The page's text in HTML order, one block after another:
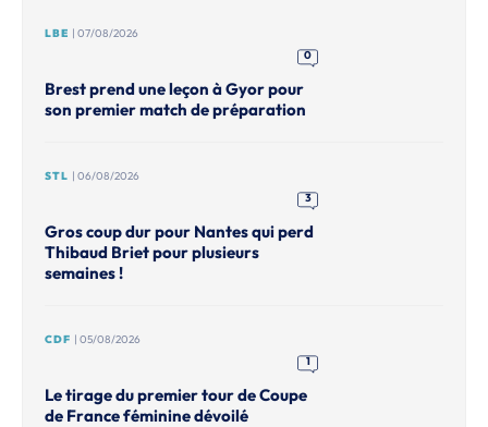
LBE | 07/08/2026
0
Brest prend une leçon à Gyor pour
son premier match de préparation
STL | 06/08/2026
3
Gros coup dur pour Nantes qui perd
Thibaud Briet pour plusieurs
semaines !
CDF | 05/08/2026
1
Le tirage du premier tour de Coupe
de France féminine dévoilé